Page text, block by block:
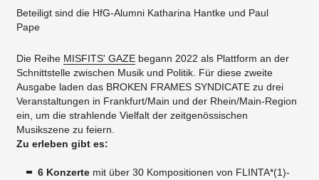
Beteiligt sind die HfG-Alumni Katharina Hantke und Paul
Pape
Die Reihe MISFITS' GAZE begann 2022 als Plattform an der
Schnittstelle zwischen Musik und Politik. Für diese zweite
Ausgabe laden das BROKEN FRAMES SYNDICATE zu drei
Veranstaltungen in Frankfurt/Main und der Rhein/Main-Region
ein, um die strahlende Vielfalt der zeitgenössischen
Musikszene zu feiern.
Zu erleben gibt es:
6 Konzerte mit über 30 Kompositionen von FLINTA*(1)-